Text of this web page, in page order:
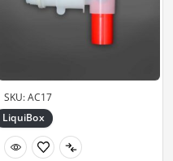
SKU: AC17
LiquiBox